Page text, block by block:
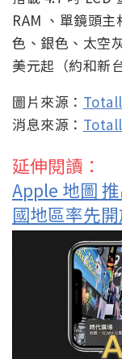
RAM 、單鏡頭
色、銀色、太空
美元起（約和新
圖片來源：
消息來源：
延伸閱讀：
Apple 地圖
國地區率先開